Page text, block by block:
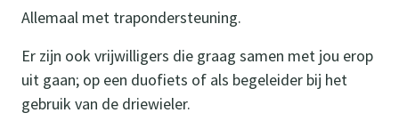
Allemaal met trapondersteuning.
Er zijn ook vrijwilligers die graag samen met jou erop
uit gaan; op een duofiets of als begeleider bij het
gebruik van de driewieler.